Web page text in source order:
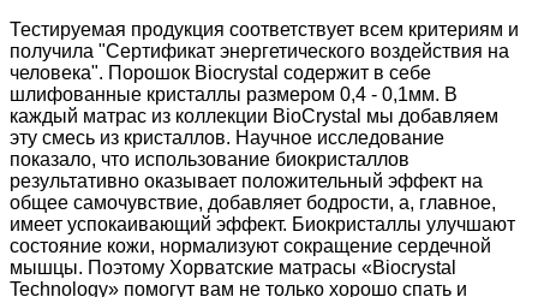
Тестируемая продукция соответствует всем критериям и
получила "Сертификат энергетического воздействия на
человека". Порошок Biocrystal содержит в себе
шлифованные кристаллы размером 0,4 - 0,1мм. В
каждый матрас из коллекции BioCrystal мы добавляем
эту смесь из кристаллов. Научное исследование
показало, что использование биокристаллов
результативно оказывает положительный эффект на
общее самочувствие, добавляет бодрости, а, главное,
имеет успокаивающий эффект. Биокристаллы улучшают
состояние кожи, нормализуют сокращение сердечной
мышцы. Поэтому Хорватские матрасы «Biocrystal
Technology» помогут вам не только хорошо спать и